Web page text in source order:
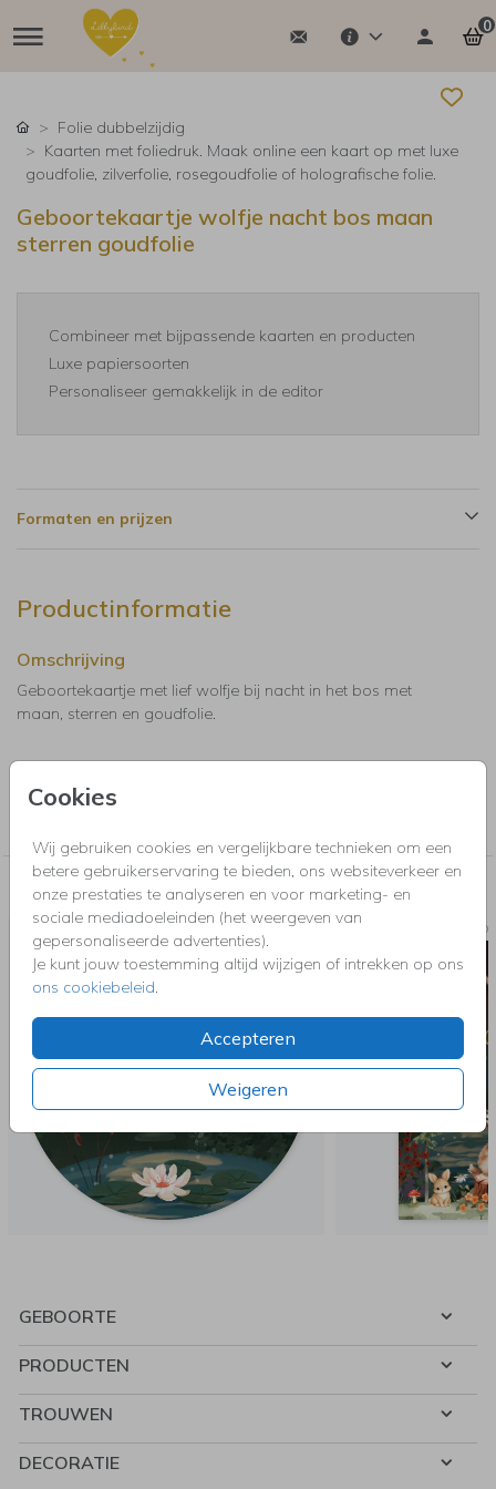
0
Cookies
Wij gebruiken cookies en vergelijkbare technieken om een
betere gebruikerservaring te bieden, ons websiteverkeer en
onze prestaties te analyseren en voor marketing- en
sociale mediadoeleinden (het weergeven van
gepersonaliseerde advertenties).
Je kunt jouw toestemming altijd wijzigen of intrekken op ons
ons cookiebeleid.
Accepteren
Weigeren
Folie dubbelzijdig
Kaarten met foliedruk. Maak online een kaart op met luxe
goudfolie, zilverfolie, rosegoudfolie of holografische folie.
Geboortekaartje wolfje nacht bos maan
sterren goudfolie
Combineer met bijpassende kaarten en producten
Luxe papiersoorten
Personaliseer gemakkelijk in de editor
Formaten en prijzen
Productinformatie
Omschrijving
Geboortekaartje met lief wolfje bij nacht in het bos met
maan, sterren en goudfolie.
Kaarten met foliedruk. Maak online een kaart op met luxe
Nog meer in deze stijl voor jou
GEBOORTE
PRODUCTEN
TROUWEN
DECORATIE